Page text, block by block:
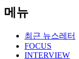
메뉴
최근 뉴스레터
FOCUS
INTERVIEW